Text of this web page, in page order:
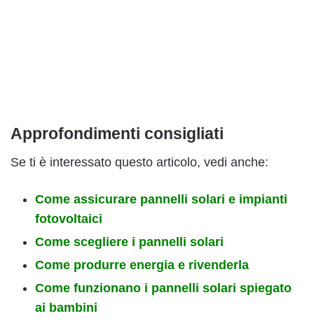
Approfondimenti consigliati
Se ti è interessato questo articolo, vedi anche:
Come assicurare pannelli solari e impianti
fotovoltaici
Come scegliere i pannelli solari
Come produrre energia e rivenderla
Come funzionano i pannelli solari spiegato
ai bambini